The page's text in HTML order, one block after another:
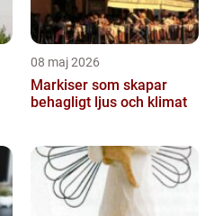
08 maj 2026
Markiser som skapar
behagligt ljus och klimat